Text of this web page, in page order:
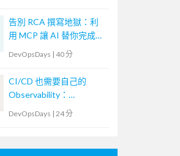
作戰
告別 RCA 撰寫地獄：利
用 MCP 讓 AI 替你完成維
DevOpsDays | 40 分
CI/CD 也需要自己的
Observability：
Centralized Pipeline 的觀
DevOpsDays | 24 分